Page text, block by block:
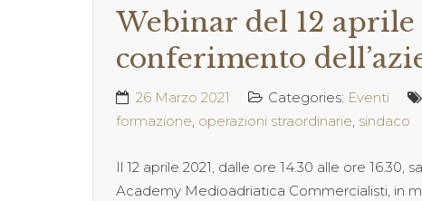
Webinar del 12 aprile
conferimento
26 Marzo 2021 Categories: Eventi
formazione, operazioni straordinarie, sindaco
Il 12 aprile 2021, dalle ore 14.30 alle ore
Academy Medioadriatica Commercialisti, in